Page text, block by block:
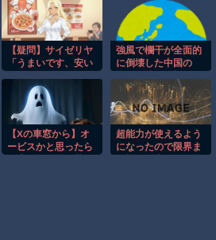
で認めてるもの 「キムチ」あと3つは？
も踊る「マンガ毎週末セール（50%還
中国重慶市で珍しい事故が撮影される。
ところでその前足、猫じゃね？
ーンをネット発射装置で撃墜するウクラ
っ！埼玉でスマホ運転のプリウスに当て
と診断された当時、世間はまだPTSDと
【疑問】サイゼリヤ
「うまいです、安い
もあります」←こい
つの弱点
強風で欄干が全面的
に倒壊した中国の
破片を調べると凄ま
じい事実が発覚し
て……
【Xの車窓から】オ
ービスかと思ったら
超能力が使えるよう
になったので限界ま